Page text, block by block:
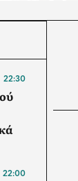
22:30
22:00